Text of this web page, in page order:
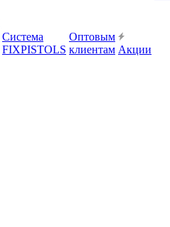
Система
FIXPISTOLS
Оптовым
клиентам Акции